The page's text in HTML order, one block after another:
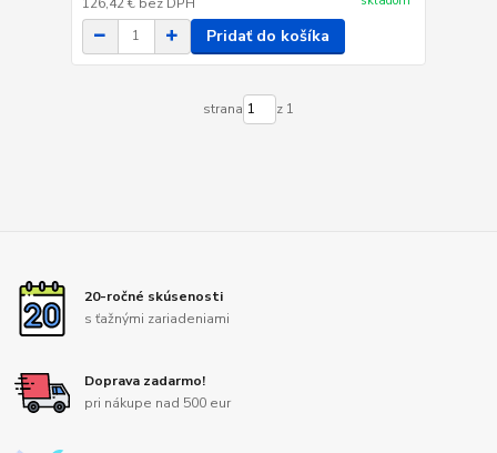
Pridať do košíka
strana z 1
20-ročné skúsenosti
s ťažnými zariadeniami
Doprava zadarmo!
pri nákupe nad 500 eur